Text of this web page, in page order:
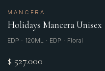
MANCERA
Holidays Mancera Unisex
EDP · 120ML · EDP · Floral
$ 527.000